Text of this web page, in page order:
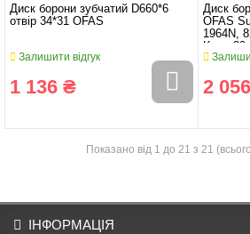
Диск борони зубчатий D660*6
отвір 34*31 OFAS
Залишити відгук
1 136 ₴
Диск
OFAS
1964N,
2
Показано від 1 до 21 з 21
ІНФОРМАЦІЯ